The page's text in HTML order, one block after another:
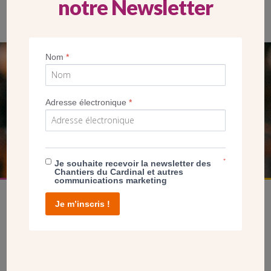
SEUL VOTRE DON
notre Newsletter
Nom*
Adresse électronique*
Je souhaite recevoir la newsletter des
Chantiers du Cardinal et autres
communications marketing
*
Je m’inscris !